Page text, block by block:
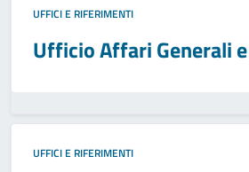
UFFICI E RIFERIMENTI
Ufficio Affari Generali
UFFICI E RIFERIMENTI